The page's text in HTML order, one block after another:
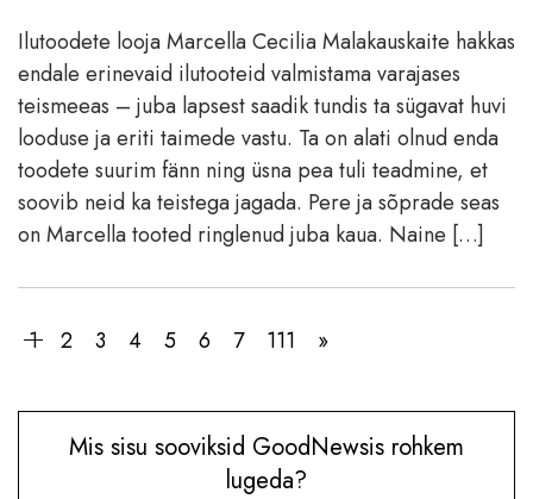
Ilutoodete looja Marcella Cecilia Malakauskaite hakkas
endale erinevaid ilutooteid valmistama varajases
teismeeas – juba lapsest saadik tundis ta sügavat huvi
looduse ja eriti taimede vastu. Ta on alati olnud enda
toodete suurim fänn ning üsna pea tuli teadmine, et
soovib neid ka teistega jagada. Pere ja sõprade seas
on Marcella tooted ringlenud juba kaua. Naine […]
1 2 3 4 5 6 7 111 »
Mis sisu sooviksid GoodNewsis rohkem
lugeda?